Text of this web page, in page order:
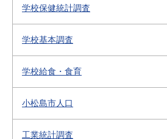
学校保健統計調査
学校基本調査
学校給食・食育
小松島市人口
工業統計調査